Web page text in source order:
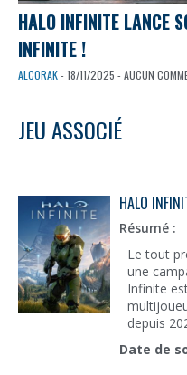
HALO INFINITE LANCE
INFINITE !
ALCORAK- 18/11/2025 - AUCUN
JEU ASSOCIÉ
HALO
Résumé :
Le tout
une
Infinite
depuis
Date de